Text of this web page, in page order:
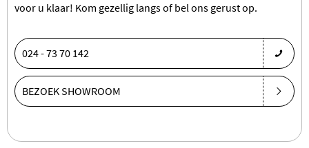
voor u klaar! Kom gezellig langs of bel ons gerust op.
024 - 73 70 142
BEZOEK SHOWROOM